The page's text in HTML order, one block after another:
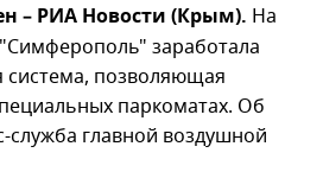
– РИА Новости (Крым). На
заработала
система, позволяющая
паркоматах. Об
служба главной воздушной